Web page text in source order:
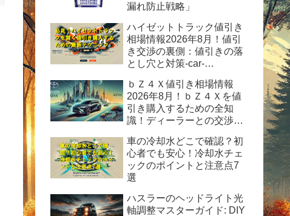
漏れ防止戦略」
ハイゼットトラック値引き
相場情報2026年8月！値引
き交渉の裏側：値引きの落
とし穴と対策-car-
ｂＺ４Ｘ値引き相場情報
2026年8月！ｂＺ４Ｘを値
引き購入するための全知
識！ディーラーとの交渉術
完全ガイド
車の冷却水どこで確認？初
心者でも安心！冷却水チェ
ックのポイントと注意点7
選
ハスラーのヘッドライト光
軸調整マスターガイド: DIY